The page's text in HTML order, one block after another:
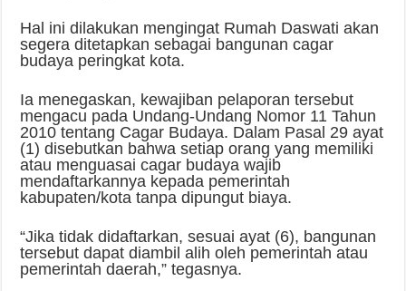
Hal ini dilakukan mengingat Rumah Daswati akan
segera ditetapkan sebagai bangunan cagar
budaya peringkat kota.
Ia menegaskan, kewajiban pelaporan tersebut
mengacu pada Undang-Undang Nomor 11 Tahun
2010 tentang Cagar Budaya. Dalam Pasal 29 ayat
(1) disebutkan bahwa setiap orang yang memiliki
atau menguasai cagar budaya wajib
mendaftarkannya kepada pemerintah
kabupaten/kota tanpa dipungut biaya.
“Jika tidak didaftarkan, sesuai ayat (6), bangunan
tersebut dapat diambil alih oleh pemerintah atau
pemerintah daerah,” tegasnya.